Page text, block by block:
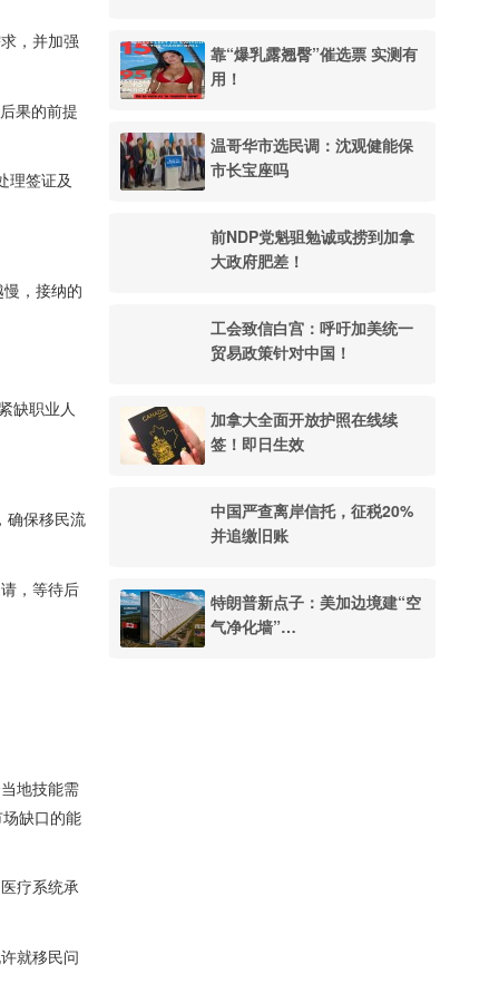
，并加强
果的前提
理签证及
，接纳的
缺职业人
确保移民流
，等待后
地技能需
缺口的能
疗系统承
就移民问
靠“爆乳露翘臀”催选票 实测有
用！
温哥华市选民调：沈观健能保
市长宝座吗
前NDP党魁驵勉诚或捞到加拿
大政府肥差！
工会致信白宫：呼吁加美统一
贸易政策针对中国！
加拿大全面开放护照在线续
签！即日生效
中国严查离岸信托，征税20%
并追缴旧账
特朗普新点子：美加边境建“空
气净化墙”…